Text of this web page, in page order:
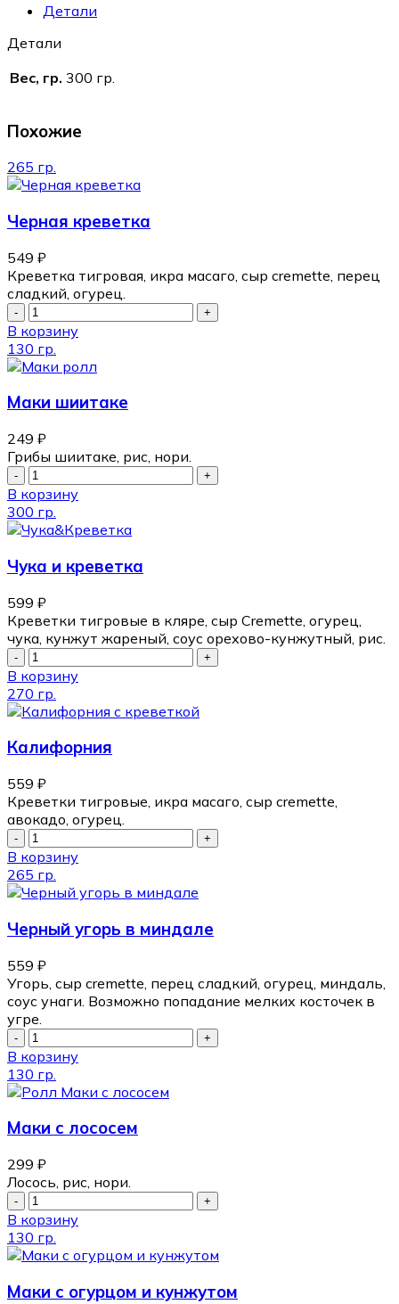
Детали
Детали
Вес, гр. 300 гр.
Похожие
265 гр.
Черная креветка
549 ₽
Креветка тигровая, икра масаго, сыр cremette, перец
сладкий, огурец.
В корзину
130 гр.
Маки шиитаке
249 ₽
Грибы шиитаке, рис, нори.
В корзину
300 гр.
Чука и креветка
599 ₽
Креветки тигровые в кляре, сыр Cremette, огурец,
чука, кунжут жареный, соус орехово-кунжутный, рис.
В корзину
270 гр.
Калифорния
559 ₽
Креветки тигровые, икра масаго, сыр cremette,
авокадо, огурец.
В корзину
265 гр.
Черный угорь в миндале
559 ₽
Угорь, сыр cremette, перец сладкий, огурец, миндаль,
соус унаги. Возможно попадание мелких косточек в
угре.
В корзину
130 гр.
Маки с лососем
299 ₽
Лосось, рис, нори.
В корзину
130 гр.
Маки с огурцом и кунжутом